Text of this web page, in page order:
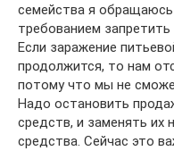
семейства я
требованием
Если заражение
продолжится, то нам
потому что мы не
Надо остановить
средств, и заменять
средства. Сейчас это